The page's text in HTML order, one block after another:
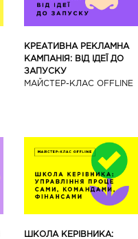
КРЕАТИВНА РЕКЛАМНА
КАМПАНІЯ: ВІД ІДЕЇ ДО
ЗАПУСКУ
МАЙCТЕР-КЛАС OFFLINE
ШКОЛА КЕРІВНИКА: